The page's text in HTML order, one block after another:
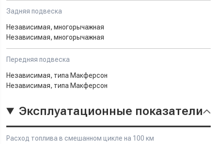
Задняя подвеска
Независимая, многорычажная
Независимая, многорычажная
Передняя подвеска
Независимая, типа Макферсон
Независимая, типа Макферсон
Эксплуатационные показатели
Расход топлива в смешанном цикле на 100 км